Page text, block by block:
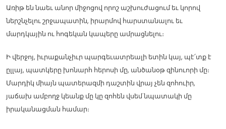
Առիթ են նաեւ անոր միջոցով որոշ աշխուժացում եւ կորով
ներշնչելու շրջապատին, իրարմով հարստանալու եւ
մարդկային ու հոգեկան կապերը ամրացնելու։
Ի վերջոյ, իւրաքանչիւր պարգեւատրեալի ետին կայ, պէ՛տք է
ըլլայ, պատկերը խոնարհ հերոսի մը, անծանօթ զինուորի մը։
Մարդիկ միայն պատերազմի դաշտին վրայ չեն զոհուիր,
յաճախ ամբողջ կեանք մը կը զոհեն վսեմ նպատակի մը
իրականացման համար։